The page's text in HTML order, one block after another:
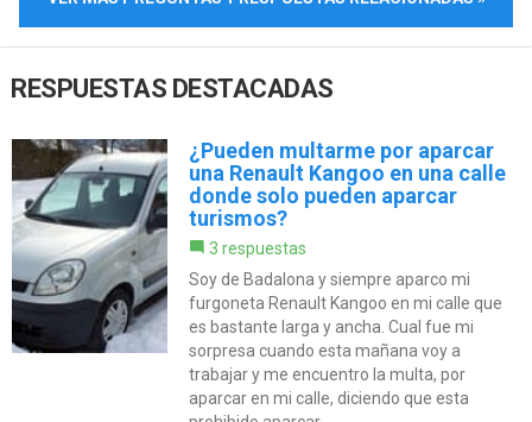
RESPUESTAS DESTACADAS
¿Pueden multarme por aparcar
una Renault Kangoo en una calle
donde solo pueden aparcar
turismos?
3 respuestas
Soy de Badalona y siempre aparco mi
furgoneta Renault Kangoo en mi calle que
es bastante larga y ancha. Cual fue mi
sorpresa cuando esta mañana voy a
trabajar y me encuentro la multa, por
aparcar en mi calle, diciendo que esta